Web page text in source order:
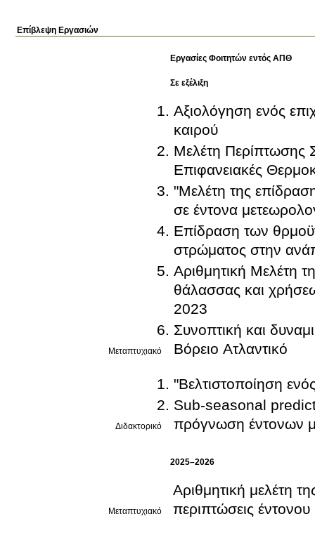
Επίβλεψη Εργασιών
Εργασίες Φοιτητών εντός ΑΠΘ
Σε εξέλιξη
Μεταπτυχιακό
Αξιολόγηση ενός
καιρού
Μελέτη Περίπτωσης
Επιφανειακές
"Μελέτη της
σε έντονα
Επίδραση των
στρώματος στην
Αριθμητική Μελέτη
θάλασσας και
2023
Συνοπτική και
Βόρειο Ατλαντικό
Διδακτορικό
"Βελτιστοποίηση
Sub-seasonal
πρόγνωση έντονων
2025–2026
Μεταπτυχιακό
Αριθμητική μελέτη
περιπτώσεις